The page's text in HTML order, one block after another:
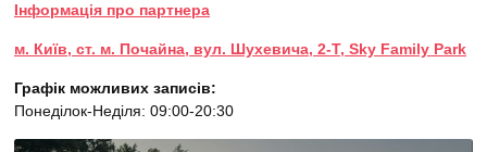
Інформація про партнера
м. Київ, ст. м. Почайна, вул. Шухевича, 2-Т, Sky Family Park
Графік можливих записів:
Понеділок-Неділя: 09:00-20:30